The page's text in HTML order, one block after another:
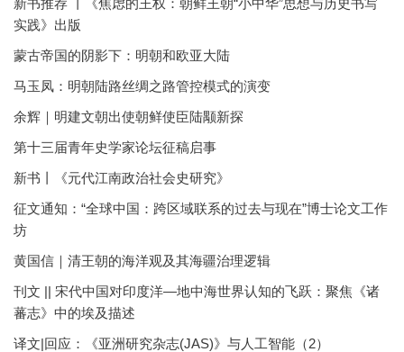
新书推荐 丨《焦虑的王权：朝鲜王朝“小中华”思想与历史书写
实践》出版
蒙古帝国的阴影下：明朝和欧亚大陆
马玉凤：明朝陆路丝绸之路管控模式的演变
余辉｜明建文朝出使朝鲜使臣陆颙新探
第十三届青年史学家论坛征稿启事
新书丨《元代江南政治社会史研究》
征文通知：“全球中国：跨区域联系的过去与现在”博士论文工作
坊
黄国信｜清王朝的海洋观及其海疆治理逻辑
刊文 || 宋代中国对印度洋—地中海世界认知的飞跃：聚焦《诸
蕃志》中的埃及描述
译文|回应：《亚洲研究杂志(JAS)》与人工智能（2）